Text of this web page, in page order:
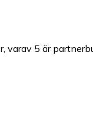
varav 5 är